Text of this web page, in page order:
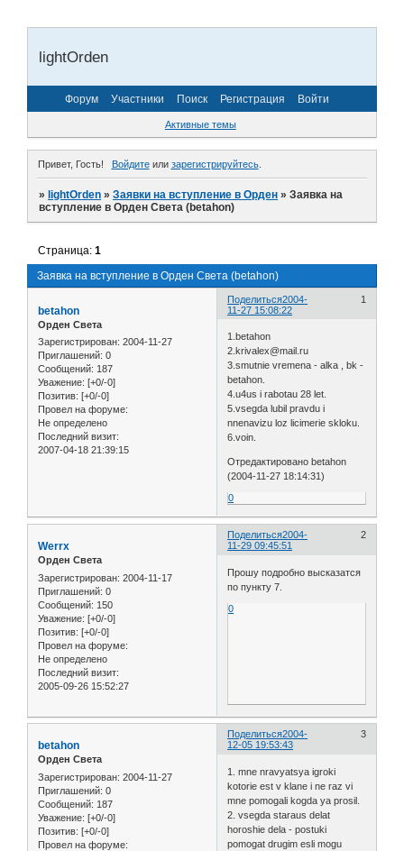
lightOrden
Форум Участники Поиск Регистрация Войти
Активные темы
Привет, Гость! Войдитеили зарегистрируйтесь.
»lightOrden »Заявки на вступление в Орден »Заявка на
вступление в Орден Света (betahon)
Заявка на вступление в Орден Света (betahon)
Страница:1
Поделиться 1
2004-
11-27 15:08:22
betahon
Орден Света
Зарегистрирован: 2004-11-27
Приглашений: 0
Сообщений: 187
Уважение: [+0/-0]
Позитив: [+0/-0]
Провел на форуме:
Не определено
Последний визит:
2007-04-18 21:39:15
1.betahon
2.krivalex@mail.ru
3.smutnie vremena - alka , bk -
betahon.
4.u4us i rabotau 28 let.
5.vsegda lubil pravdu i
nnenavizu loz licimerie skloku.
6.voin.
Отредактировано betahon
(2004-11-27 18:14:31)
0
Поделиться 2
2004-
11-29 09:45:51
Werrx
Орден Света
Зарегистрирован: 2004-11-17
Приглашений: 0
Сообщений: 150
Уважение: [+0/-0]
Позитив: [+0/-0]
Провел на форуме:
Не определено
Последний визит:
2005-09-26 15:52:27
Прошу подробно высказатся
по пункту 7.
0
Поделиться 3
2004-
12-05 19:53:43
betahon
Орден Света
Зарегистрирован: 2004-11-27
Приглашений: 0
Сообщений: 187
Уважение: [+0/-0]
Позитив: [+0/-0]
Провел на форуме:
1. mne nravyatsya igroki
kotorie est v klane i ne raz vi
mne pomogali kogda ya prosil.
2. vsegda staraus delat
horoshie dela - postuki
pomogat drugim esli mogu